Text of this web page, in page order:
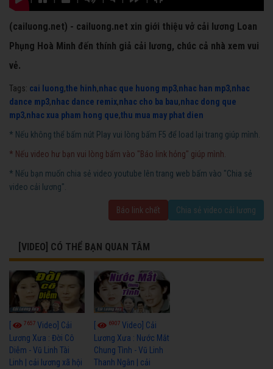
(cailuong.net) - cailuong.net xin giới thiệu vở cải lương Loan
Phụng Hoà Minh đến thính giả cải lương, chúc cả nhà xem vui
vẻ.
Tags: cai luong,the hinh,nhac que huong mp3,nhac han mp3,nhac
dance mp3,nhac dance remix,nhac cho ba bau,nhac dong que
mp3,nhac xua pham hong que,thu mua may phat dien
* Nếu không thể bấm nút Play vui lòng bấm F5 để load lại trang giúp mình.
* Nếu video hư bạn vui lòng bấm vào "Báo link hỏng" giúp mình.
* Nếu bạn muốn chia sẻ video youtube lên trang web bấm vào "Chia sẻ
video cải lương".
Báo link chết Chia sẻ video cải lương
[VIDEO] CÓ THỂ BẠN QUAN TÂM
7657 Video] Cải
Lương Xưa : Đời Cô
Diễm - Vũ Linh Tài
Linh | cải lương xã hội
6907Video] Cải
Lương Xưa : Nước Mắt
Chung Tình - Vũ Linh
Thanh Ngân | cải